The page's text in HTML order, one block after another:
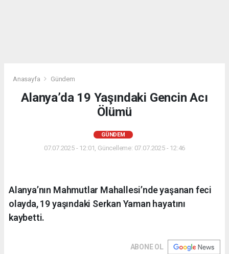
Anasayfa Gündem
Alanya’da 19 Yaşındaki Gencin Acı
Ölümü
GÜNDEM
07.07.2025 - 12:01, Güncelleme: 07.07.2025 - 12:46
Alanya’nın Mahmutlar Mahallesi’nde yaşanan feci
olayda, 19 yaşındaki Serkan Yaman hayatını
kaybetti.
ABONE OL